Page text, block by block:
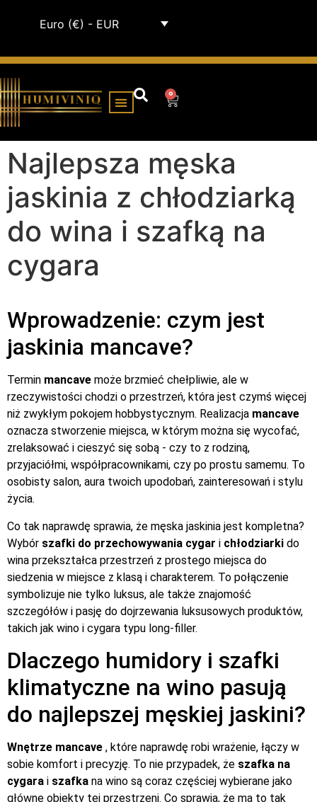
Euro (€) - EUR
0
Najlepsza męska
jaskinia z chłodziarką
do wina i szafką na
cygara
Wprowadzenie: czym jest
jaskinia mancave?
Termin mancave może brzmieć chełpliwie, ale w
rzeczywistości chodzi o przestrzeń, która jest czymś więcej
niż zwykłym pokojem hobbystycznym. Realizacja mancave
oznacza stworzenie miejsca, w którym można się wycofać,
zrelaksować i cieszyć się sobą - czy to z rodziną,
przyjaciółmi, współpracownikami, czy po prostu samemu. To
osobisty salon, aura twoich upodobań, zainteresowań i stylu
życia.
Co tak naprawdę sprawia, że męska jaskinia jest kompletna?
Wybór szafki do przechowywania cygar i chłodziarki do
wina przekształca przestrzeń z prostego miejsca do
siedzenia w miejsce z klasą i charakterem. To połączenie
symbolizuje nie tylko luksus, ale także znajomość
szczegółów i pasję do dojrzewania luksusowych produktów,
takich jak wino i cygara typu long-filler.
Dlaczego humidory i szafki
klimatyczne na wino pasują
do najlepszej męskiej jaskini?
Wnętrze mancave , które naprawdę robi wrażenie, łączy w
sobie komfort i precyzję. To nie przypadek, że szafka na
cygara i szafka na wino są coraz częściej wybierane jako
główne obiekty tej przestrzeni. Co sprawia, że ma to tak